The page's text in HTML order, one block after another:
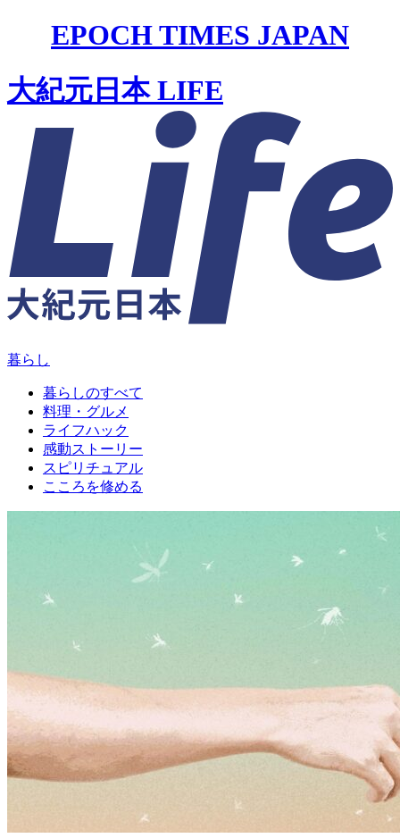
EPOCH TIMES JAPAN
大紀元日本 LIFE
暮らし
暮らしのすべて
料理・グルメ
ライフハック
感動ストーリー
スピリチュアル
こころを修める